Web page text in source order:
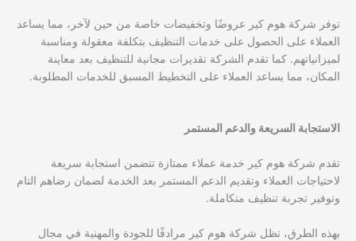
توفر شركة هوم كير عروضًا وتخفيضات خاصة من حين لآخر، مما يساعد
العملاء على الحصول على خدمات التنظيف بتكلفة معقولة ومناسبة
لميزانياتهم. كما تقدم الشركة تقديرات مجانية للتنظيف بعد معاينة
المكان، مما يساعد العملاء على التخطيط المسبق للخدمات المطلوبة.
الاستجابة السريعة والدعم المستمر
تقدم شركة هوم كير خدمة عملاء ممتازة تتضمن استجابة سريعة
لاحتياجات العملاء وتقديم الدعم المستمر بعد الخدمة لضمان رضاهم التام
وتوفير تجربة تنظيف متكاملة.
بهذه الطرق، تظل شركة هوم كير مرادفًا للجودة والمهنية في مجال